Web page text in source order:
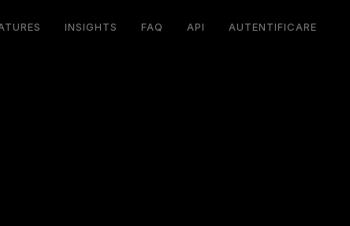
INSIGHTS FAQ API AUTENTIFICARE